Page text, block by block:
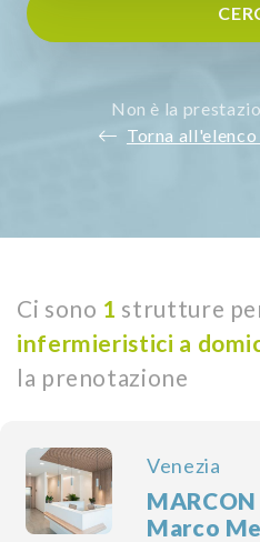
Non è la
Torna
Ci sono 1 strutture
infermieristici a
la prenotazione
Venezia
MARCON
Marco